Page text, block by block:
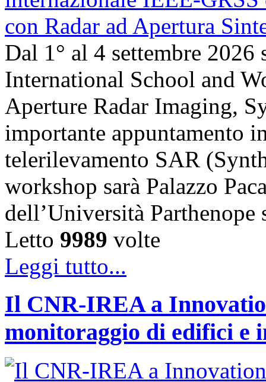
Dal 1° al 4 settembre
International School and
Aperture Radar Imaging,
importante appuntamento
telerilevamento SAR
workshop sarà Palazzo
dell’Università
Letto 9989 volte
Leggi tutto...
Il CNR-IREA a
monitoraggio di edifici e